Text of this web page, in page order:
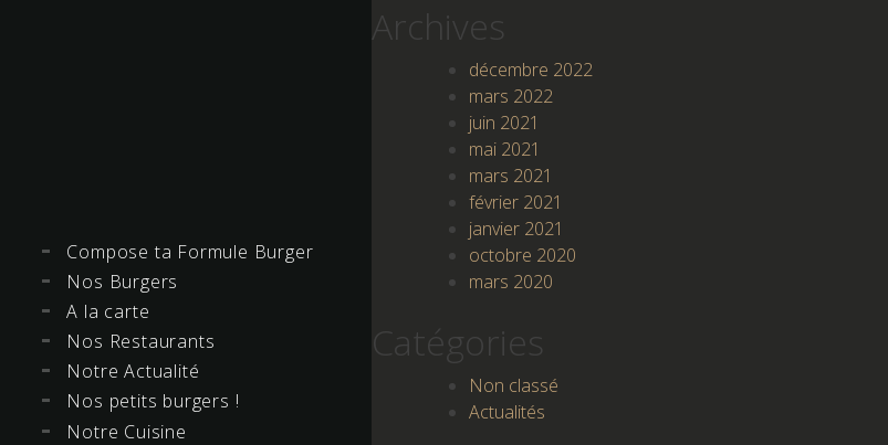
Compose ta Formule Burger
Nos Burgers
A la carte
Nos Restaurants
Notre Actualité
Nos petits burgers !
Notre Cuisine
Archives
décembre 2022
mars 2022
juin 2021
mai 2021
mars 2021
février 2021
janvier 2021
octobre 2020
mars 2020
Catégories
Non classé
Actualités